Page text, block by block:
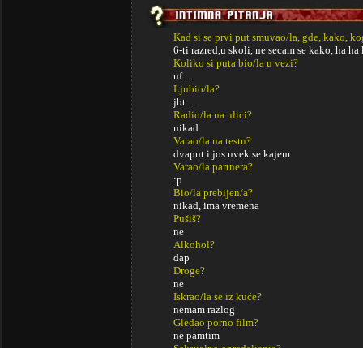
Kad si se prvi put smuvao/la, gde, kako,
6-ti razred,u skoli, ne secam se kako, ha ha
Koliko si puta bio/la u vezi?
uf....
Ljubio/la?
jbt....
Radio/la na ulici?
nikad
Varao/la na testu?
dvaput i jos uvek se kajem
Varao/la partnera?
:p
Bio/la prebijen/a?
nikad, ima vremena
Pušiš?
ne
Alkohol?
dap
Droge?
ne
Iskrao/la se iz kuće?
nemam razlog
Gledao porno film?
ne pamtim